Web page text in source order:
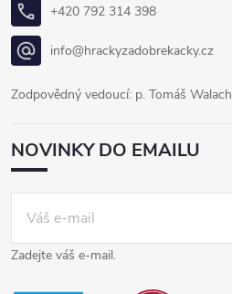
+420 792 314 398
info@hrackyzadobrekacky.cz
Zodpovědný vedoucí: p. Tomáš Walach
NOVINKY DO EMAILU
Zadejte váš e-mail.